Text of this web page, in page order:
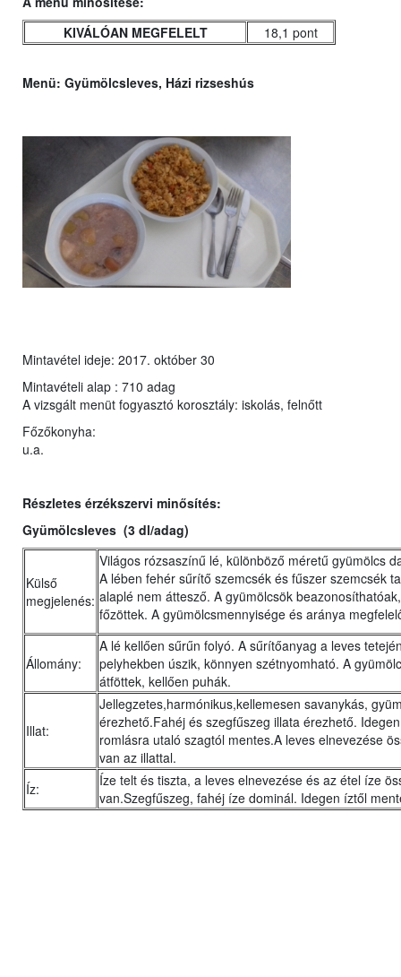
KIVÁLÓAN MEGFELELT
18,1 pont
Menü: Gyümölcsleves, Házi rizseshús
Mintavétel ideje: 2017. október 30
Mintavételi alap : 710 adag
A vizsgált menüt fogyasztó korosztály: iskolás, felnőtt
Főzőkonyha:
u.a.
Részletes érzékszervi minősítés:
Gyümölcsleves (3 dl/adag)
Külső
megjelenés:
Világos rózsaszínű lé, különböző méretű gyümölcs
A lében fehér sűrítő szemcsék és fűszer szemcsék
alaplé nem áttesző. A gyümölcsök
főzöttek. A gyümölcsmennyisége és aránya
Állomány:
A lé kellően sűrűn folyó. A sűrítőanyag a leves
pelyhekben úszik, könnyen szétnyomható. A
átföttek, kellően puhák.
Illat:
Jellegzetes,harmónikus,kellemesen savanykás,
érezhető.Fahéj és szegfűszeg illata érezhető.
romlásra utaló szagtól mentes.A leves elnevezése
van az illattal.
Íz:
Íze telt és tiszta, a leves elnevezése és az étel íze
van.Szegfűszeg, fahéj íze dominál. Idegen íztől